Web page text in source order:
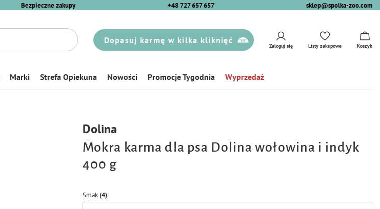
Bezpieczne zakupy +48 727 657 657 sklep@spolka-zoo.com
Dopasuj karmę w kilka kliknięć
Zaloguj się Listy zakupowe Koszyk
Marki Strefa Opiekuna Nowości Promocje Tygodnia Wyprzedaż
Dolina
Mokra karma dla psa Dolina wołowina i indyk
400 g
Smak(4)